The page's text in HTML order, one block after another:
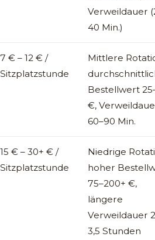
Verweildauer
40 Min.)
7 € – 12 € /
Sitzplatzstunde
Mittlere
Bestellwert
€,
60–90 Min.
15 € – 30+ € /
Sitzplatzstunde
Niedrige
hoher
75–200+ €,
längere
Verweildauer
3,5 Stunden